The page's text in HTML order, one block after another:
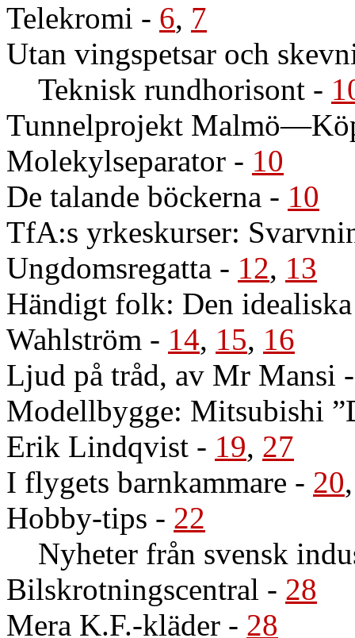
Telekromi - 6, 7
Utan vingspetsar och
Teknisk rundhorisont -
Tunnelprojekt
Molekylseparator - 10
De talande böckerna - 10
TfA:s yrkeskurser:
Ungdomsregatta - 12, 13
Händigt folk: Den
Wahlström - 14, 15, 16
Ljud på tråd, av Mr Mansi
Modellbygge: Mitsubishi
Erik Lindqvist - 19, 27
I flygets barnkammare - 20
Hobby-tips - 22
Nyheter från svensk
Bilskrotningscentral - 28
Mera K.F.-kläder - 28